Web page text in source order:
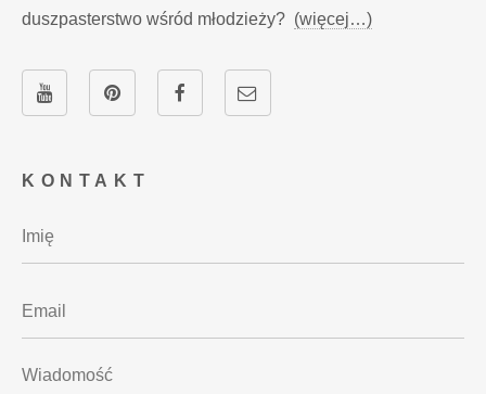
KONTAKT
duszpasterstwo wśród młodzieży? (więcej…)